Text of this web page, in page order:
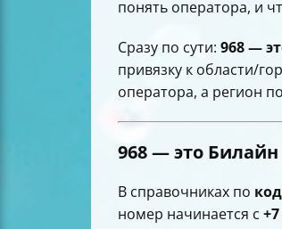
понять оператора, и
Сразу по сути: 968 —
привязку к области/
оператора, а регион
968 — это Билайн
В справочниках по
номер начинается с